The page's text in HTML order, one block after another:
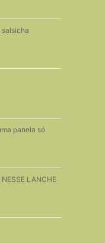
salsicha
panela só
LANCHE